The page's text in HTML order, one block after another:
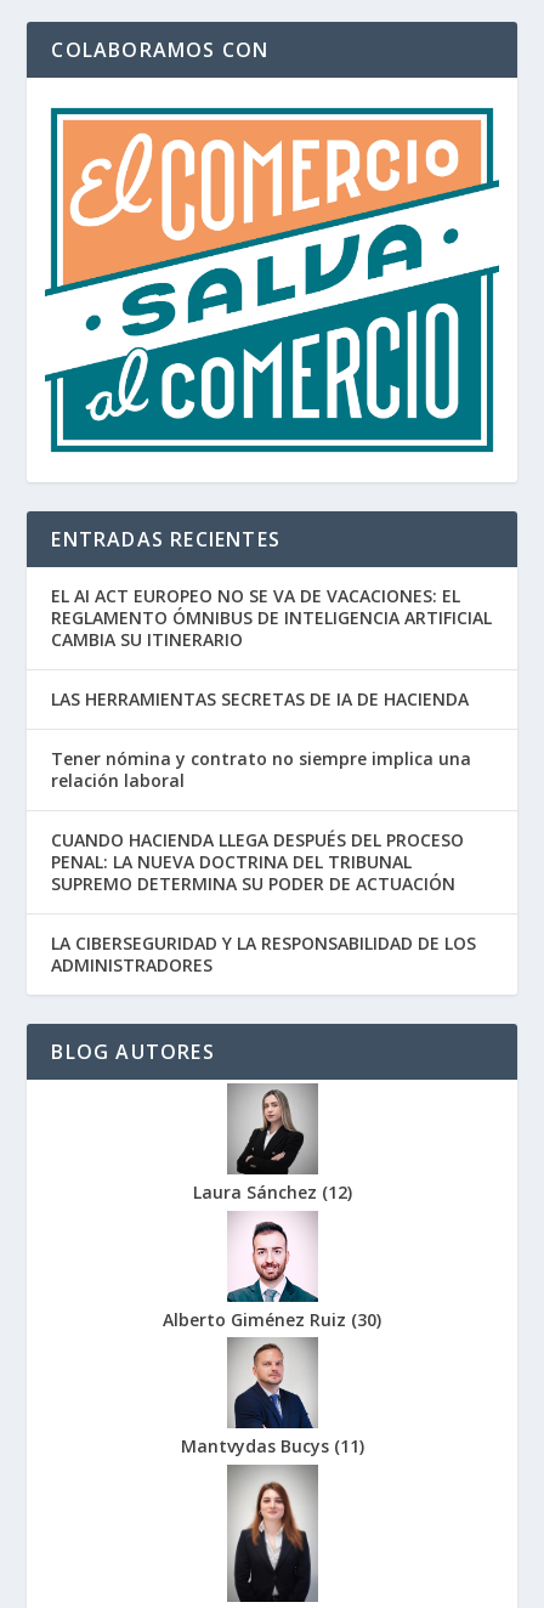
COLABORAMOS CON
ENTRADAS RECIENTES
EL AI ACT EUROPEO NO SE VA DE VACACIONES: EL
REGLAMENTO ÓMNIBUS DE INTELIGENCIA ARTIFICIAL
CAMBIA SU ITINERARIO
LAS HERRAMIENTAS SECRETAS DE IA DE HACIENDA
Tener nómina y contrato no siempre implica una
relación laboral
CUANDO HACIENDA LLEGA DESPUÉS DEL PROCESO
PENAL: LA NUEVA DOCTRINA DEL TRIBUNAL
SUPREMO DETERMINA SU PODER DE ACTUACIÓN
LA CIBERSEGURIDAD Y LA RESPONSABILIDAD DE LOS
ADMINISTRADORES
BLOG AUTORES
Laura Sánchez (12)
Alberto Giménez Ruiz (30)
Mantvydas Bucys (11)